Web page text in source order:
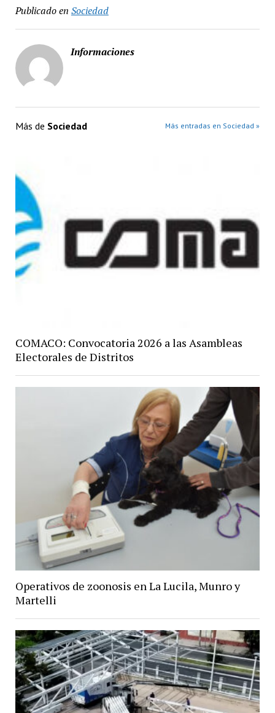
Publicado en Sociedad
Informaciones
Más de Sociedad Más entradas en Sociedad »
COMACO: Convocatoria 2026 a las Asambleas
Electorales de Distritos
Operativos de zoonosis en La Lucila, Munro y
Martelli